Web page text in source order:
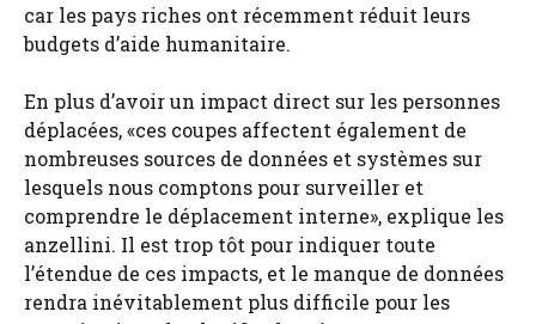
car les pays riches ont récemment réduit leurs
budgets d’aide humanitaire.
En plus d’avoir un impact direct sur les personnes
déplacées, «ces coupes affectent également de
nombreuses sources de données et systèmes sur
lesquels nous comptons pour surveiller et
comprendre le déplacement interne», explique les
anzellini. Il est trop tôt pour indiquer toute
l’étendue de ces impacts, et le manque de données
rendra inévitablement plus difficile pour les